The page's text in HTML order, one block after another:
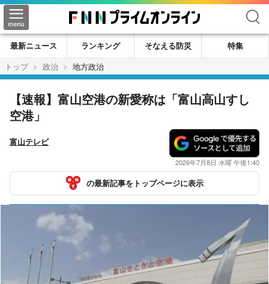
検索
最新ニュース ランキング そなえる防災
特集
トップ
政治 地方政治
【速報】富山空港の新愛称は「富山高山すし
空港」
富山テレビ
2026年7月8日 水曜 午後1:40
の最新記事をトップページに表示